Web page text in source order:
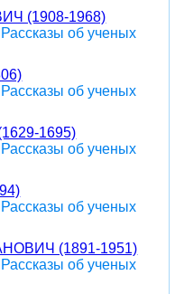
(1908-1968)
об ученых
об ученых
1695)
об ученых
об ученых
(1891-1951)
об ученых